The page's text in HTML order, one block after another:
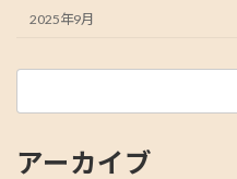
2025年9月
アーカイブ